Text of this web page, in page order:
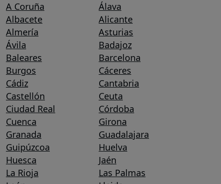
A Coruña
Álava
Albacete
Alicante
Almería
Asturias
Ávila
Badajoz
Baleares
Barcelona
Burgos
Cáceres
Cádiz
Cantabria
Castellón
Ceuta
Ciudad Real
Córdoba
Cuenca
Girona
Granada
Guadalajara
Guipúzcoa
Huelva
Huesca
Jaén
La Rioja
Las Palmas